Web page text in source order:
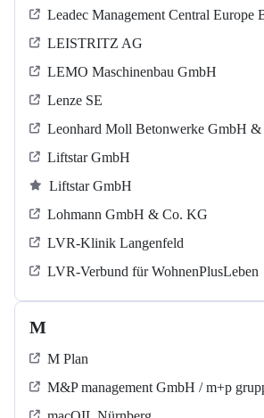
Leadec Management Central
LEISTRITZ AG
LEMO Maschinenbau GmbH
Lenze SE
Leonhard Moll Betonwerke GmbH
Liftstar GmbH
Liftstar GmbH
Lohmann GmbH & Co. KG
LVR-Klinik Langenfeld
LVR-Verbund für WohnenPlusLeben
M
M Plan
M&P management GmbH / m+p